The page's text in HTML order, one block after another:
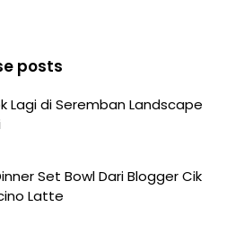
posts
Lagi di Seremban Landscape
Set Bowl Dari Blogger Cik
Latte